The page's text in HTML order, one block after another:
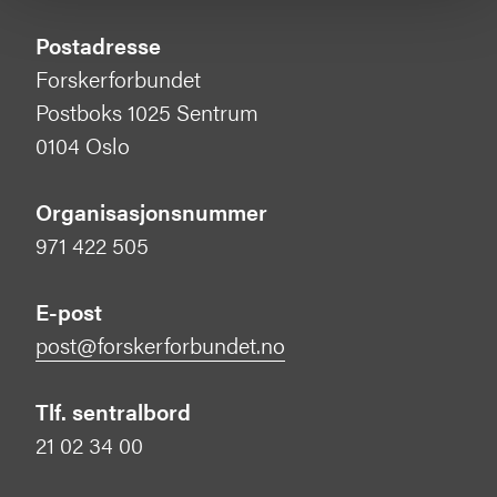
Postadresse
Forskerforbundet
Postboks 1025 Sentrum
0104 Oslo
Organisasjonsnummer
971 422 505
E-post
post@forskerforbundet.no
Tlf. sentralbord
21 02 34 00